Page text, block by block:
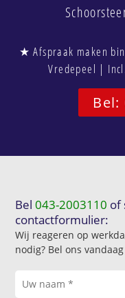
★ Afspraak maken
Vredepeel |
Bel:
Bel043-2003110 of
contactformulier:
Wij reageren op
nodig? Bel ons